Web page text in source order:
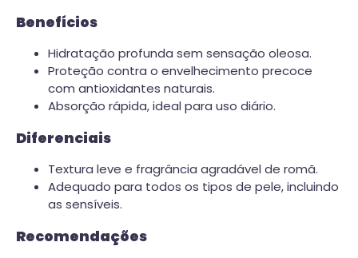
Benefícios
Hidratação profunda sem sensação oleosa.
Proteção contra o envelhecimento precoce
com antioxidantes naturais.
Absorção rápida, ideal para uso diário.
Diferenciais
Textura leve e fragrância agradável de romã.
Adequado para todos os tipos de pele, incluindo
as sensíveis.
Recomendações